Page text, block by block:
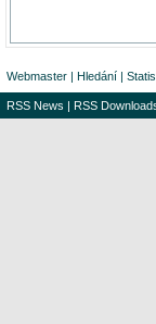
Webmaster | Hledání |
RSS News | RSS